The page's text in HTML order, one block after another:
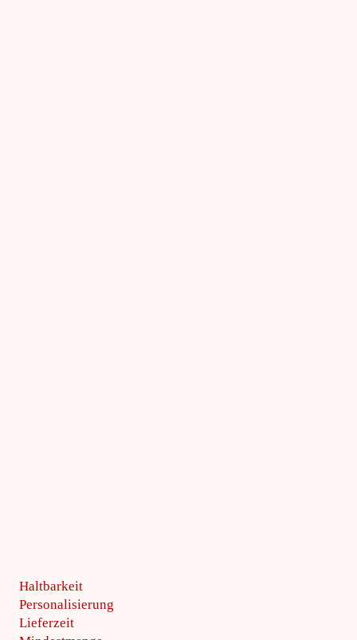
Haltbarkeit
Personalisierung
Lieferzeit